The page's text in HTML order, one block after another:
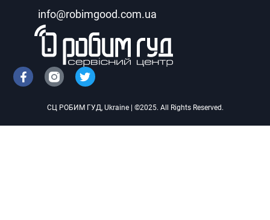
info@robimgood.com.ua
СЦ РОБИМ ГУД, Ukraine | ©2025. All Rights Reserved.